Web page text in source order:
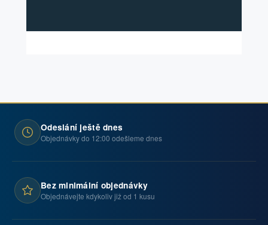
Odeslání ještě dnes
Objednávky do 12:00 odešleme dnes
Bez minimální objednávky
Objednávejte kdykoliv již od 1 kusu